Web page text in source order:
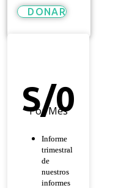
DONAR
Esperanza
S/0
Por Mes
Informe
trimestral
de
nuestros
informes